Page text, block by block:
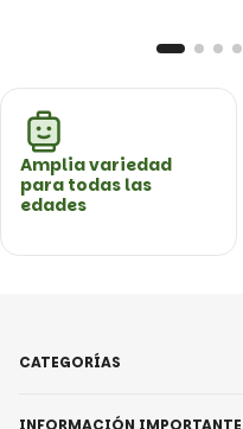
Amplia variedad
para todas las
edades
CATEGORÍAS